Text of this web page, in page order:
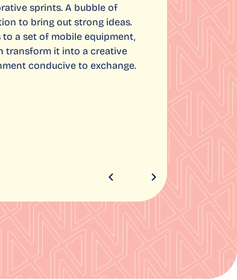
sprints. A bubble of
to bring out strong ideas.
to a set of mobile equipment,
transform it into a creative
conducive to exchange.